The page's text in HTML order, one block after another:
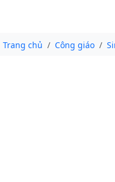
Trang chủ Công giáo